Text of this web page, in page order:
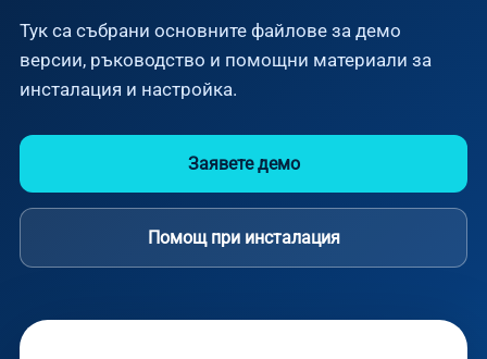
Тук са събрани основните файлове за демо
версии, ръководство и помощни материали за
инсталация и настройка.
Заявете демо
Помощ при инсталация